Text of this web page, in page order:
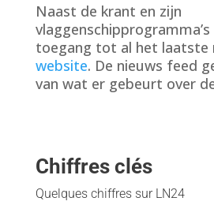
Naast de krant en zijn
toegang tot al het laatste
website. De nieuws feed
van wat er gebeurt over
Chiffres clés
Quelques chiffres sur LN24